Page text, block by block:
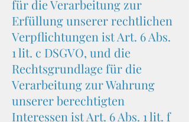
für die Verarbeitung zur
Erfüllung unserer rechtlichen
Verpflichtungen ist Art. 6 Abs.
1 lit. c DSGVO, und die
Rechtsgrundlage für die
Verarbeitung zur Wahrung
unserer berechtigten
Interessen ist Art. 6 Abs. 1 lit. f